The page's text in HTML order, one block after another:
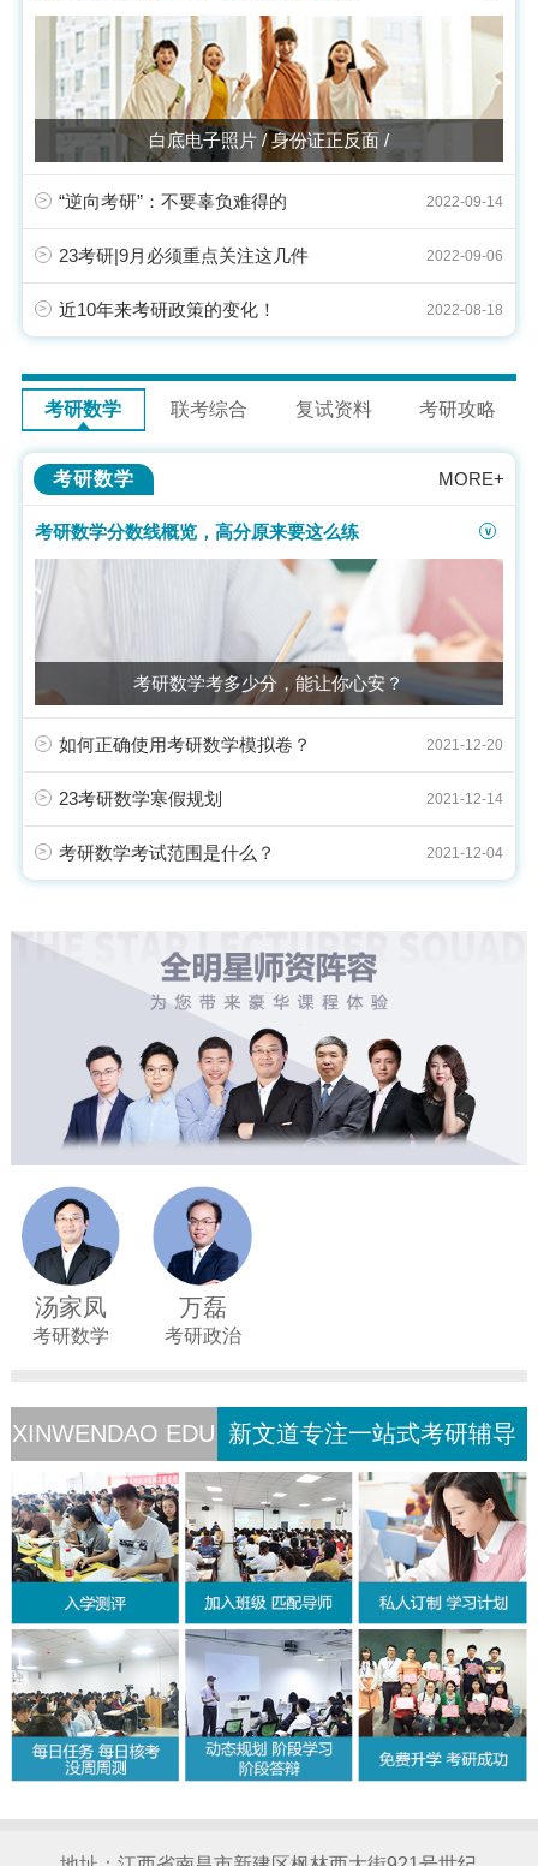
白底电子照片 / 身份证正反面 /
“逆向考研”：不要辜负难得的 2022-09-14
>
23考研|9月必须重点关注这几件 2022-09-06
>
近10年来考研政策的变化！ 2022-08-18
>
考研数学 联考综合 复试资料 考研攻略
考研数学 MORE+
考研数学分数线概览，高分原来要这么练 >
考研数学考多少分，能让你心安？
如何正确使用考研数学模拟卷？ 2021-12-20
>
23考研数学寒假规划 2021-12-14
>
考研数学考试范围是什么？ 2021-12-04
>
汤家凤
考研数学
万磊
考研政治
XINWENDAO EDU 新文道专注一站式考研辅导